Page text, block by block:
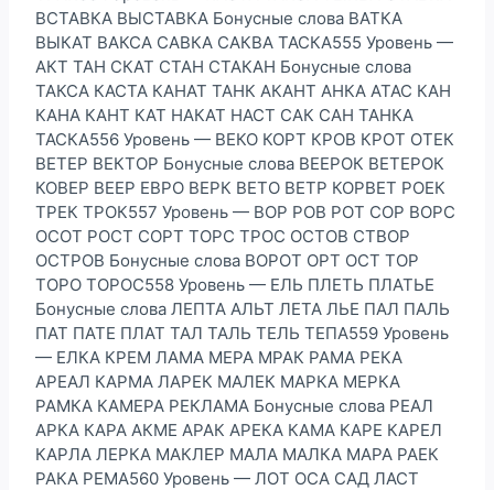
ВСТАВКА ВЫСТАВКА Бонусные слова ВАТКА
ВЫКАТ ВАКСА САВКА САКВА ТАСКА555 Уровень —
АКТ ТАН СКАТ СТАН СТАКАН Бонусные слова
ТАКСА КАСТА КАНАТ ТАНК АКАНТ АНКА АТАС КАН
КАНА КАНТ КАТ НАКАТ НАСТ САК САН ТАНКА
ТАСКА556 Уровень — ВЕКО КОРТ КРОВ КРОТ ОТЕК
ВЕТЕР ВЕКТОР Бонусные слова ВЕЕРОК ВЕТЕРОК
КОВЕР ВЕЕР ЕВРО ВЕРК ВЕТО ВЕТР КОРВЕТ РОЕК
ТРЕК ТРОК557 Уровень — ВОР РОВ РОТ СОР ВОРС
ОСОТ РОСТ СОРТ ТОРС ТРОС ОСТОВ СТВОР
ОСТРОВ Бонусные слова ВОРОТ ОРТ ОСТ ТОР
ТОРО ТОРОС558 Уровень — ЕЛЬ ПЛЕТЬ ПЛАТЬЕ
Бонусные слова ЛЕПТА АЛЬТ ЛЕТА ЛЬЕ ПАЛ ПАЛЬ
ПАТ ПАТЕ ПЛАТ ТАЛ ТАЛЬ ТЕЛЬ ТЕПА559 Уровень
— ЕЛКА КРЕМ ЛАМА МЕРА МРАК РАМА РЕКА
АРЕАЛ КАРМА ЛАРЕК МАЛЕК МАРКА МЕРКА
РАМКА КАМЕРА РЕКЛАМА Бонусные слова РЕАЛ
АРКА КАРА АКМЕ АРАК АРЕКА КАМА КАРЕ КАРЕЛ
КАРЛА ЛЕРКА МАКЛЕР МАЛА МАЛКА МАРА РАЕК
РАКА РЕМА560 Уровень — ЛОТ ОСА САД ЛАСТ